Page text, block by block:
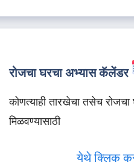
रोजचा घरचा अभ्यास कॅलेंडर
कोणत्याही तारखेचा तसेच
मिळवण्यासाठी
येथे क्लिक